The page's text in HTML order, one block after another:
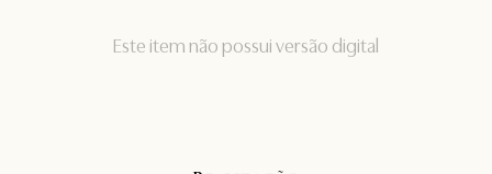
Este item não possui versão digital